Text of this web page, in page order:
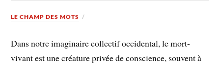
LE CHAMP DES MOTS
Dans notre imaginaire collectif occidental, le mort-
vivant est une créature privée de conscience, souvent à